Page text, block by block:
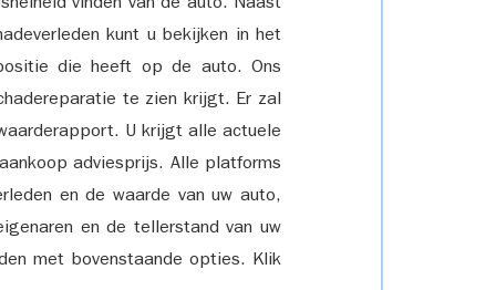
vinden van de auto. Naast
kunt u bekijken in het
die heeft op de auto. Ons
te zien krijgt. Er zal
U krijgt alle actuele
adviesprijs. Alle platforms
en de waarde van uw auto,
en de tellerstand van uw
met bovenstaande opties. Klik